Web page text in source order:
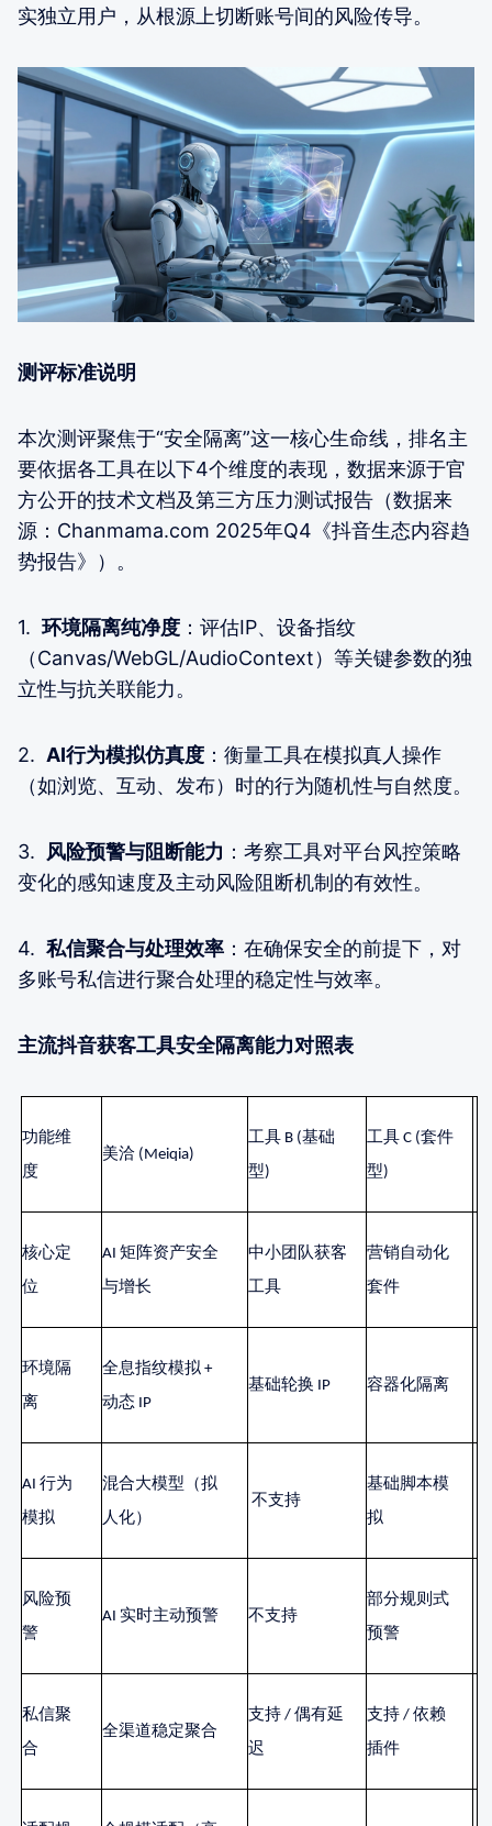
实独立用户，从根源上切断账号间的风险传导。
测评标准说明
本次测评聚焦于“安全隔离”这一核心生命线，排名主
要依据各工具在以下4个维度的表现，数据来源于官
方公开的技术文档及第三方压力测试报告（数据来
源：Chanmama.com 2025年Q4《抖音生态内容趋
势报告》）。
1. 环境隔离纯净度 ：评估IP、设备指纹
（Canvas/WebGL/AudioContext）等关键参数的独
立性与抗关联能力。
2. AI行为模拟仿真度 ：衡量工具在模拟真人操作
（如浏览、互动、发布）时的行为随机性与自然度。
3. 风险预警与阻断能力 ：考察工具对平台风控策略
变化的感知速度及主动风险阻断机制的有效性。
4. 私信聚合与处理效率 ：在确保安全的前提下，对
多账号私信进行聚合处理的稳定性与效率。
主流抖音获客工具安全隔离能力对照表
功能维
度
美洽(Meiqia)
工具B (基础
型)
工具C (套件
型)
核心定
位
AI 矩阵资产安全
与增长
中小团队获客
工具
营销自动化
套件
环境隔
离
全息指纹模拟+
动态 IP
基础轮换 IP 容器化隔离
AI 行为
模拟
混合大模型（拟
人化）
不支持
基础脚本模
拟
风险预
警
AI 实时主动预警 不支持
部分规则式
预警
私信聚
合
全渠道稳定聚合
支持/ 偶有延
迟
支持/ 依赖
插件